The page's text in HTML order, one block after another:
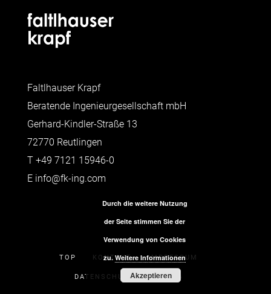
Faltlhauser Krapf
Beratende Ingenieurgesellschaft mbH
Gerhard-Kindler-Straße 13
72770 Reutlingen
T +49 7121 15946-0
E info@fk-ing.com
TOP KONTAKT IMPRESSUM
DATENSCHUTZERKLÄRUNG
Durch die weitere Nutzung
der Seite stimmen Sie der
Verwendung von Cookies
zu.Weitere Informationen
Akzeptieren